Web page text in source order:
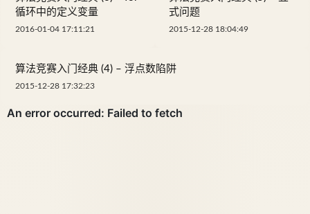
循环中的定义变量
2016-01-04 17:11:21
式问题
2015-12-28 18:04:49
算法竞赛入门经典 (4) – 浮点数陷阱
2015-12-28 17:32:23